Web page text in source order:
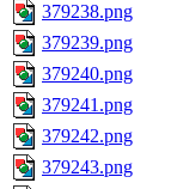
379238.png
379239.png
379240.png
379241.png
379242.png
379243.png